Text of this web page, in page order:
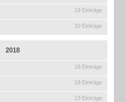
19 Einträge
10 Einträge
2018
16 Einträge
18 Einträge
13 Einträge